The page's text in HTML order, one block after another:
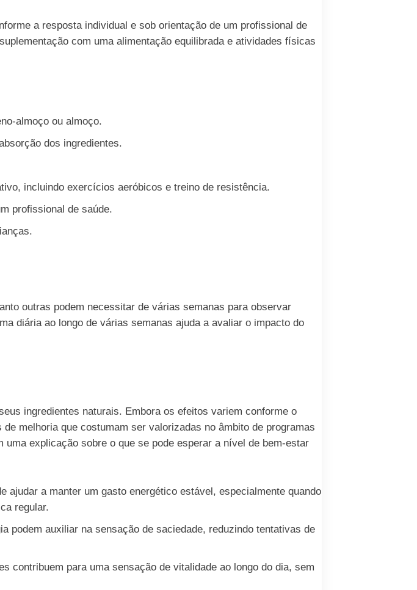
a resposta individual e sob orientação de um profissional de
com uma alimentação equilibrada e atividades físicas
almoço ou almoço.
dos ingredientes.
incluindo exercícios aeróbicos e treino de resistência.
profissional de saúde.
outras podem necessitar de várias semanas para observar
diária ao longo de várias semanas ajuda a avaliar o impacto do
ingredientes naturais. Embora os efeitos variem conforme o
melhoria que costumam ser valorizadas no âmbito de programas
explicação sobre o que se pode esperar a nível de bem-estar
ajudar a manter um gasto energético estável, especialmente quando
regular.
podem auxiliar na sensação de saciedade, reduzindo tentativas de
contribuem para uma sensação de vitalidade ao longo do dia, sem